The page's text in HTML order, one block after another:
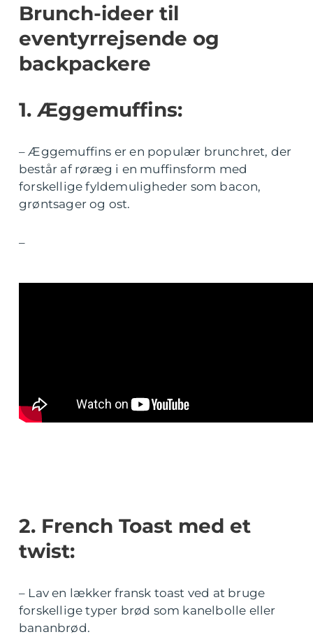
Brunch-ideer til
eventyrrejsende og
backpackere
1. Æggemuffins:
– Æggemuffins er en populær brunchret, der
består af røræg i en muffinsform med
forskellige fyldemuligheder som bacon,
grøntsager og ost.
–
2. French Toast med et
twist:
– Lav en lækker fransk toast ved at bruge
forskellige typer brød som kanelbolle eller
bananbrød.